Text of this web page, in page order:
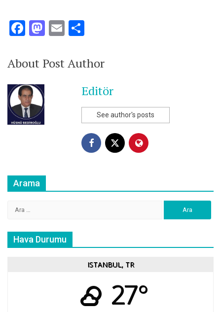
Facebook
Mastodon
Email
About Post Author
Editör
See author's posts
Arama
Hava Durumu
ISTANBUL, TR
27°